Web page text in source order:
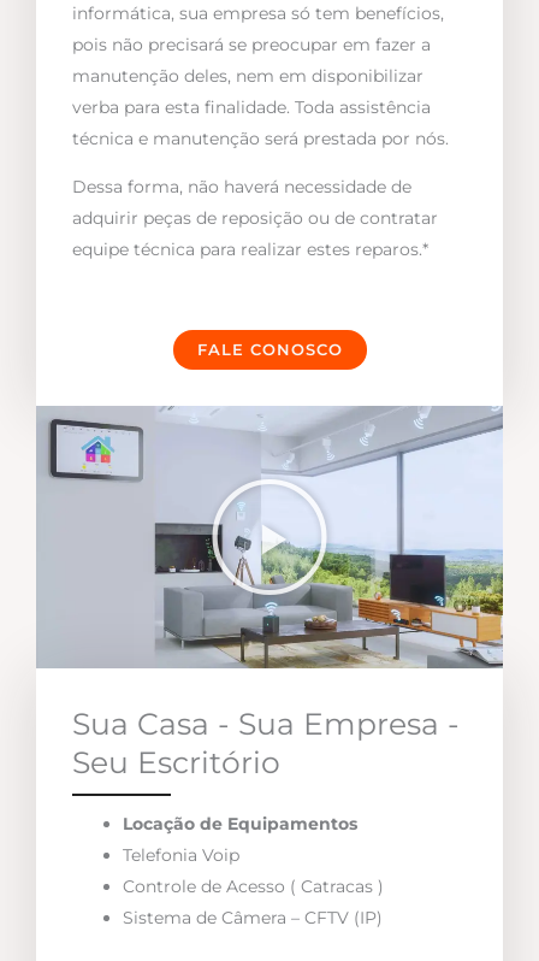
informática, sua empresa só tem benefícios,
pois não precisará se preocupar em fazer a
manutenção deles, nem em disponibilizar
verba para esta finalidade. Toda assistência
técnica e manutenção será prestada por nós.
Dessa forma, não haverá necessidade de
adquirir peças de reposição ou de contratar
equipe técnica para realizar estes reparos.*
FALE CONOSCO
Sua Casa - Sua Empresa -
Seu Escritório
Locação de Equipamentos
Telefonia Voip
Controle de Acesso ( Catracas )
Sistema de Câmera – CFTV (IP)